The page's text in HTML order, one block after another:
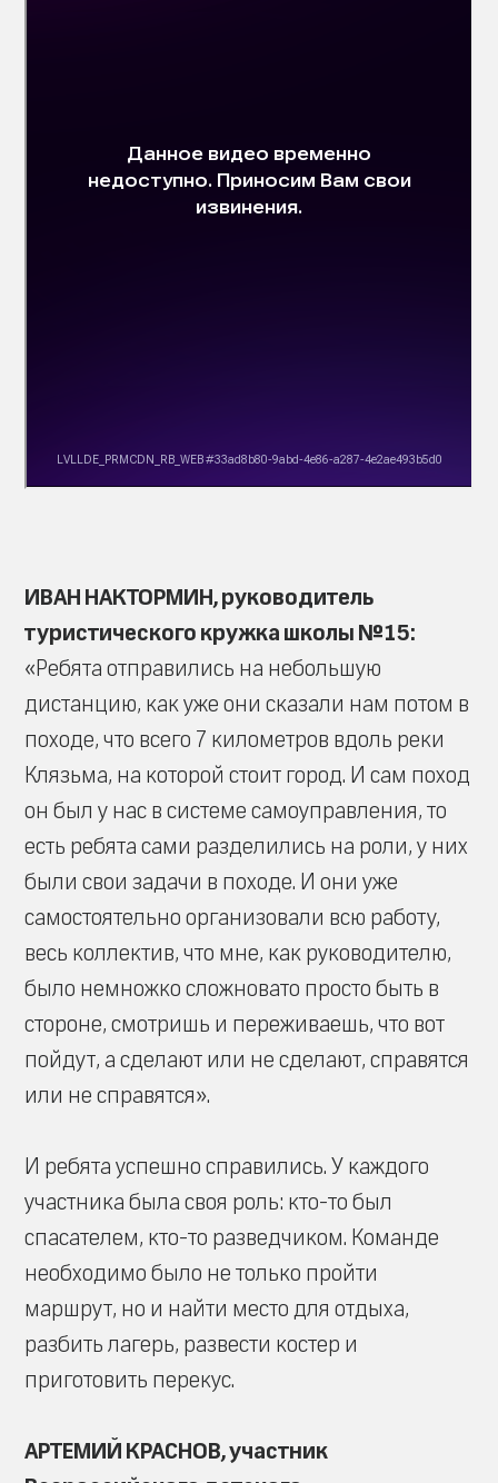
ИВАН НАКТОРМИН, руководитель
туристического кружка школы №15:
«Ребята отправились на небольшую
дистанцию, как уже они сказали нам потом в
походе, что всего 7 километров вдоль реки
Клязьма, на которой стоит город. И сам поход
он был у нас в системе самоуправления, то
есть ребята сами разделились на роли, у них
были свои задачи в походе. И они уже
самостоятельно организовали всю работу,
весь коллектив, что мне, как руководителю,
было немножко сложновато просто быть в
стороне, смотришь и переживаешь, что вот
пойдут, а сделают или не сделают, справятся
или не справятся».
И ребята успешно справились. У каждого
участника была своя роль: кто-то был
спасателем, кто-то разведчиком. Команде
необходимо было не только пройти
маршрут, но и найти место для отдыха,
разбить лагерь, развести костер и
приготовить перекус.
АРТЕМИЙ КРАСНОВ, участник